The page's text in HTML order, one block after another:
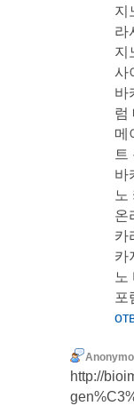
지
라
지
사
바
럼
메
트
바
노
온
카
카
노
포
http://